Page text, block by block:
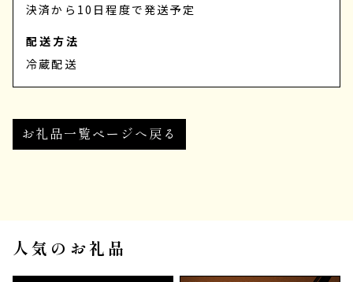
決済から10日程度で発送予定
配送方法
冷蔵配送
お礼品一覧ページへ戻る
人気のお礼品